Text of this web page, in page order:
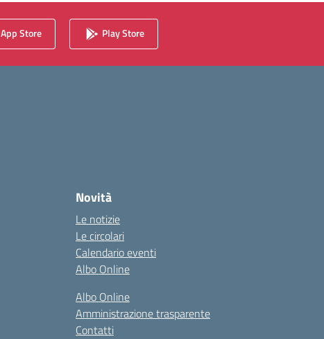
App Store Play Store
Novità
Le notizie
Le circolari
Calendario eventi
Albo Online
Albo Online
Amministrazione trasparente
Contatti